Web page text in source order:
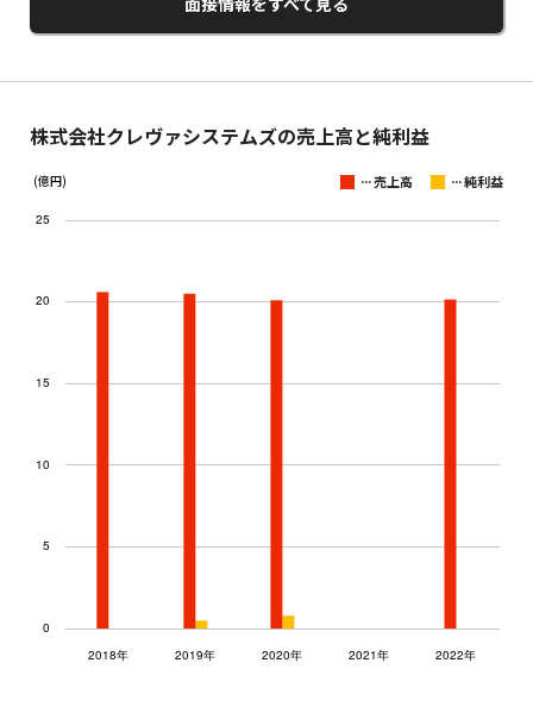
株式会社クレヴァシステムズの売上高と純利益
(億円) ...売上高 ...純利益